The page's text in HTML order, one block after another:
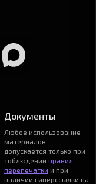
Документы
Любое использование
материалов
допускается только при
соблюдении правил
перепечатки и при
наличии гиперссылки на